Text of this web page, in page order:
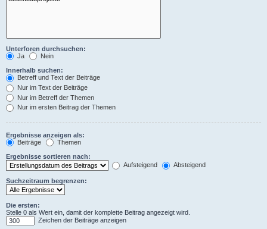
Unterforen durchsuchen:
Ja
Nein
Innerhalb suchen:
Betreff und Text der Beiträge
Nur im Text der Beiträge
Nur im Betreff der Themen
Nur im ersten Beitrag der Themen
Ergebnisse anzeigen als:
Beiträge
Themen
Ergebnisse sortieren nach:
Aufsteigend
Absteigend
Suchzeitraum begrenzen:
Die ersten:
Stelle 0 als Wert ein, damit der komplette Beitrag angezeigt wird.
Zeichen der Beiträge anzeigen